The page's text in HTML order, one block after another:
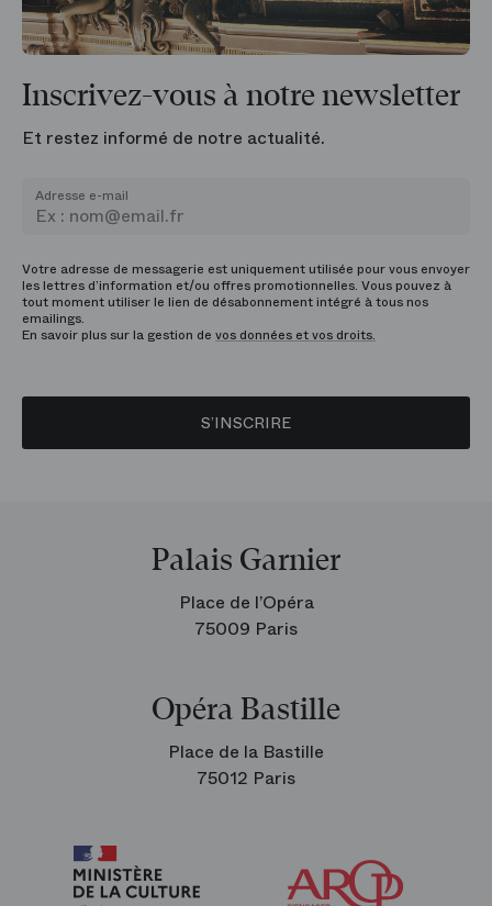
Inscrivez-vous à notre newsletter
Et restez informé de notre actualité.
Adresse e-mail
Votre adresse de messagerie est uniquement utilisée pour vous envoyer
les lettres d’information et/ou offres promotionnelles. Vous pouvez à
tout moment utiliser le lien de désabonnement intégré à tous nos
emailings.
En savoir plus sur la gestion de vos données et vos droits.
S’INSCRIRE
Palais Garnier
Place de l’Opéra
75009 Paris
Opéra Bastille
Place de la Bastille
75012 Paris